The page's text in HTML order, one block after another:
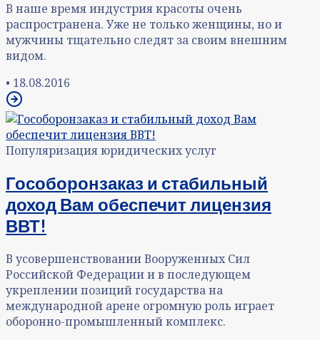
В наше время индустрия красоты очень
распространена. Уже не только женщины, но и
мужчины тщательно следят за своим внешним
видом.
• 18.08.2016
Популяризация юридических услуг
Гособоронзаказ и стабильный
доход Вам обеспечит лицензия
ВВТ!
В усовершенствовании Вооруженных Сил
Российской Федерации и в последующем
укреплении позиций государства на
международной арене огромную роль играет
оборонно-промышленный комплекс.